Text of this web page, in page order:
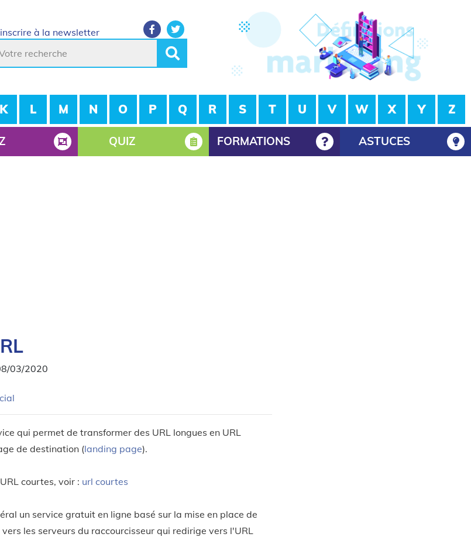
à la newsletter
K L M N O P Q R S T U V W X Y Z
QUIZ FORMATIONS ASTUCES
03/2020
qui permet de transformer des URL longues en URL
de destination (landing page).
courtes, voir : url courtes
un service gratuit en ligne basé sur la mise en place de
les serveurs du raccourcisseur qui redirige vers l'URL